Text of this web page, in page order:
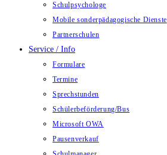
Schulpsychologe
Mobile sonderpädagogische Dienste
Partnerschulen
Service / Info
Formulare
Termine
Sprechstunden
Schülerbeförderung/Bus
Microsoft OWA
Pausenverkauf